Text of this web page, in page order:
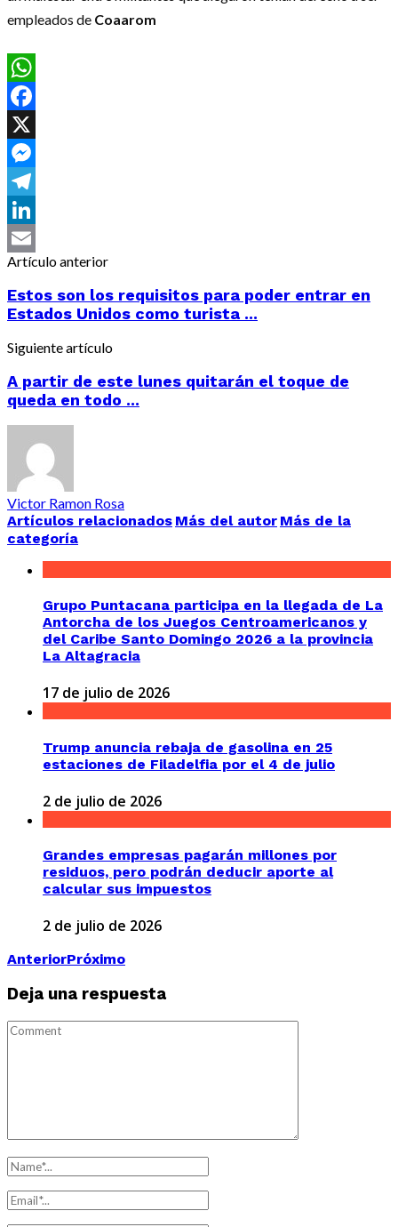
empleados de Coaarom
WhatsApp
Facebook
X
Messenger
Telegram
LinkedIn
Email
Artículo anterior
Estos son los requisitos para poder entrar en
Estados Unidos como turista ...
Siguiente artículo
A partir de este lunes quitarán el toque de
queda en todo ...
Victor Ramon Rosa
Artículos relacionados Más del autor Más de la
categoría
Grupo Puntacana participa en la llegada de La
Antorcha de los Juegos Centroamericanos y
del Caribe Santo Domingo 2026 a la provincia
La Altagracia
17 de julio de 2026
Trump anuncia rebaja de gasolina en 25
estaciones de Filadelfia por el 4 de julio
2 de julio de 2026
Grandes empresas pagarán millones por
residuos, pero podrán deducir aporte al
calcular sus impuestos
2 de julio de 2026
AnteriorPróximo
Deja una respuesta